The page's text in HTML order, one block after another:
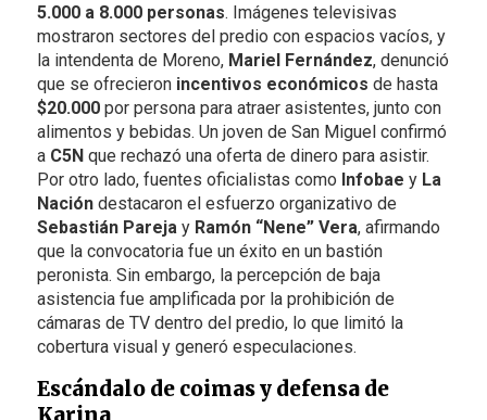
5.000 a 8.000 personas. Imágenes televisivas
mostraron sectores del predio con espacios vacíos, y
la intendenta de Moreno, Mariel Fernández, denunció
que se ofrecieron incentivos económicos de hasta
$20.000por persona para atraer asistentes, junto con
alimentos y bebidas. Un joven de San Miguel confirmó
a C5Nque rechazó una oferta de dinero para asistir.
Por otro lado, fuentes oficialistas como Infobae y La
Nacióndestacaron el esfuerzo organizativo de
Sebastián Pareja y Ramón “Nene” Vera, afirmando
que la convocatoria fue un éxito en un bastión
peronista. Sin embargo, la percepción de baja
asistencia fue amplificada por la prohibición de
cámaras de TV dentro del predio, lo que limitó la
cobertura visual y generó especulaciones.
Escándalo de coimas y defensa de
Karina